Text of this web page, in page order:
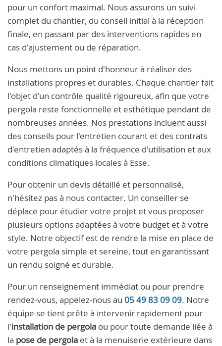
pour un confort maximal. Nous assurons un suivi
complet du chantier, du conseil initial à la réception
finale, en passant par des interventions rapides en
cas d'ajustement ou de réparation.
Nous mettons un point d'honneur à réaliser des
installations propres et durables. Chaque chantier fait
l'objet d'un contrôle qualité rigoureux, afin que votre
pergola reste fonctionnelle et esthétique pendant de
nombreuses années. Nos prestations incluent aussi
des conseils pour l'entretien courant et des contrats
d'entretien adaptés à la fréquence d'utilisation et aux
conditions climatiques locales à Esse.
Pour obtenir un devis détaillé et personnalisé,
n'hésitez pas à nous contacter. Un conseiller se
déplace pour étudier votre projet et vous proposer
plusieurs options adaptées à votre budget et à votre
style. Notre objectif est de rendre la mise en place de
votre pergola simple et sereine, tout en garantissant
un rendu soigné et durable.
Pour un renseignement immédiat ou pour prendre
rendez-vous, appelez-nous au 05 49 83 09 09. Notre
équipe se tient prête à intervenir rapidement pour
l'installation de pergola ou pour toute demande liée à
la pose de pergola et à la menuiserie extérieure dans